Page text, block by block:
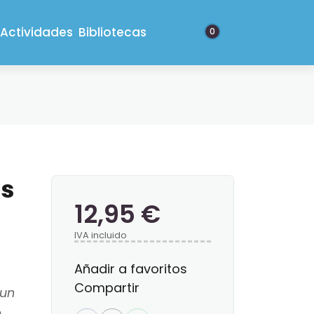
Actividades Bibliotecas 0
12,95 €
IVA incluido
Añadir a favoritos
Compartir